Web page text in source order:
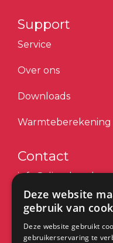
Support
Service
Over ons
Downloads
Warmteberekening
Contact
info@dimplex.nl
+31 (0) 513 78 98 80
Heeft u een vraag
Deze website
gebruik van
Deze website gebruikt
gebruikerservaring te